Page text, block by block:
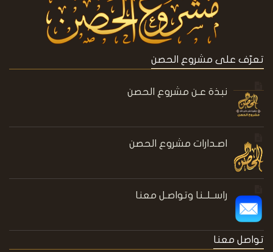
تعرّف على مشروع الحصن
نبذة عـن مشروع الحصن
اصـدارات مشروع الحصن
راســلــنا وتواصـل معنا
تواصل معنا